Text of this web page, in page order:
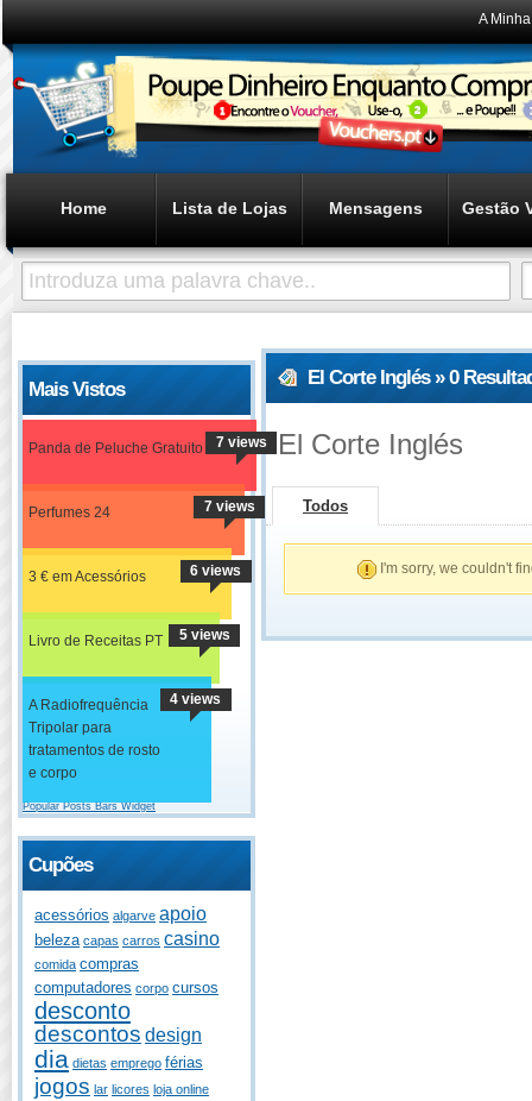
A
Home Lista de Lojas Mensagens Gestão
Mais Vistos
Panda de Peluche Gratuito 7 views
Perfumes 24 7 views
3 € em Acessórios 6 views
Livro de Receitas PT 5 views
A Radiofrequência
Tripolar para
tratamentos de rosto
e corpo
4 views
Popular Posts Bars Widget
Cupões
acessórios algarve apoio
beleza capas carros casino
comida compras
computadores corpo cursos
desconto
descontos design
dia dietas emprego férias
jogos lar licores loja online
El Corte Inglés » 0
El Corte Inglés
Todos
I'm sorry, we couldn't